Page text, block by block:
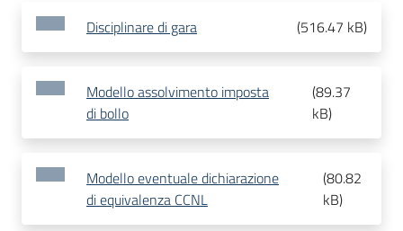
Disciplinare di gara (516.47 kB)
Modello assolvimento imposta
di bollo
(89.37
kB)
Modello eventuale dichiarazione
di equivalenza CCNL
(80.82
kB)